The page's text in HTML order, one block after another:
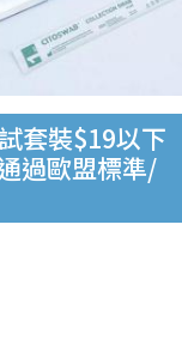
套裝$19以下
過歐盟標準/